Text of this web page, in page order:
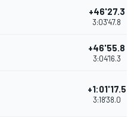
+46'27.3
3:03'47.8
+46'55.8
3:04'16.3
+1:01'17.5
3:18'38.0